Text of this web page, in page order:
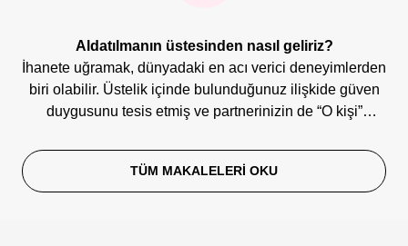
Aldatılmanın üstesinden nasıl geliriz?
İhanete uğramak, dünyadaki en acı verici deneyimlerden
biri olabilir. Üstelik içinde bulunduğunuz ilişkide güven
duygusunu tesis etmiş ve partnerinizin de “O kişi”
yıkım olacaktır. Ama neyse ki “aldatılma” duygusu da,
diğer tüm duygu durumları gibi iki uçludur. Bir yanınız
TÜM MAKALELERI OKU